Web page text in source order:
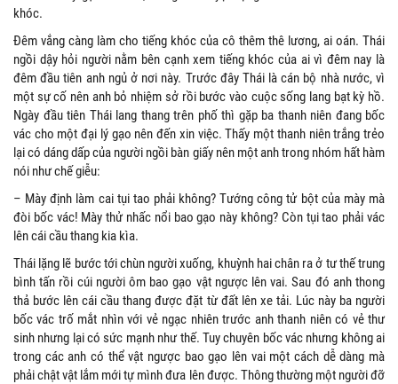
khóc.
Đêm vắng càng làm cho tiếng khóc của cô thêm thê lương, ai oán. Thái
ngồi dậy hỏi người nằm bên cạnh xem tiếng khóc của ai vì đêm nay là
đêm đầu tiên anh ngủ ở nơi này. Trước đây Thái là cán bộ nhà nước, vì
một sự cố nên anh bỏ nhiệm sở rồi bước vào cuộc sống lang bạt kỳ hồ.
Ngày đầu tiên Thái lang thang trên phố thì gặp ba thanh niên đang bốc
vác cho một đại lý gạo nên đến xin việc. Thấy một thanh niên trắng trẻo
lại có dáng dấp của người ngồi bàn giấy nên một anh trong nhóm hất hàm
nói như chế giễu:
– Mày định làm cai tụi tao phải không? Tướng công tử bột của mày mà
đòi bốc vác! Mày thử nhấc nổi bao gạo này không? Còn tụi tao phải vác
lên cái cầu thang kia kìa.
Thái lặng lẽ bước tới chùn người xuống, khuỳnh hai chân ra ở tư thế trung
bình tấn rồi cúi người ôm bao gạo vật ngược lên vai. Sau đó anh thong
thả bước lên cái cầu thang được đặt từ đất lên xe tải. Lúc này ba người
bốc vác trố mắt nhìn với vẻ ngạc nhiên trước anh thanh niên có vẻ thư
sinh nhưng lại có sức mạnh như thế. Tuy chuyên bốc vác nhưng không ai
trong các anh có thể vật ngược bao gạo lên vai một cách dễ dàng mà
phải chật vật lắm mới tự mình đưa lên được. Thông thường một người đỡ